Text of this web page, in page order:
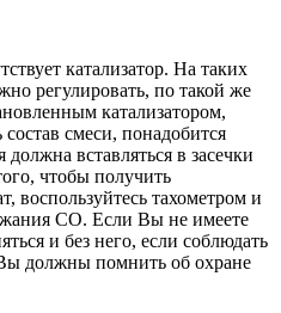
катализатор. На таких
регулировать, по такой же
катализатором,
смеси, понадобится
должна вставляться в засечки
чтобы получить
воспользуйтесь тахометром и
СО. Если Вы не имеете
и без него, если соблюдать
должны помнить об охране